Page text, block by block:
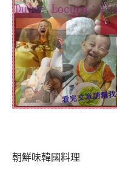
朝鮮味韓國料理